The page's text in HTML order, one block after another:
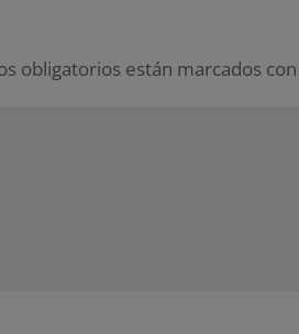
obligatorios están marcados